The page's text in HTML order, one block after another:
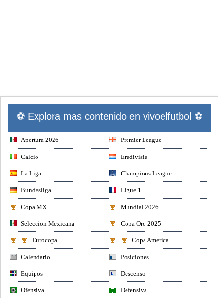
⚽ Explora mas contenido en vivoelfutbol ⚽
Apertura 2026 Premier League
Calcio Eredivisie
La Liga Champions League
Bundesliga Ligue 1
Copa MX Mundial 2026
Seleccion Mexicana Copa Oro 2025
Eurocopa Copa America
Calendario Posiciones
Equipos Descenso
Ofensiva Defensiva